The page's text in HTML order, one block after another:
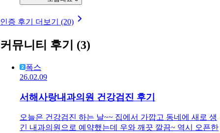
인증 후기 더보기 (20)
커뮤니티 후기 (3)
폭스
26.02.09
서해사랑내과의원 건강검진 후기
오늘은 건강검진 하는 날~~ 집에서 가깝고 동네에 새로 생
긴 내과의원으로 예약했는데 우와 깨끗 깔끔~ 역시 오픈한